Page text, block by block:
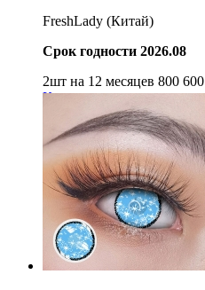
FreshLady (Китай)
Срок годности 2026.08
2шт на 12 месяцев 800 600
Купить